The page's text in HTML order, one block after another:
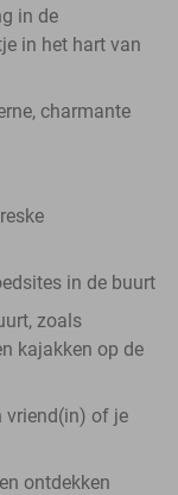
in de
in het hart van
charmante
in de buurt
zoals
kajakken op de
vriend(in) of je
ontdekken